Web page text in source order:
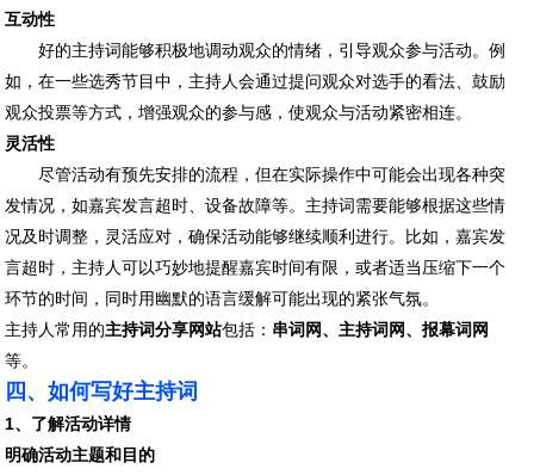
互动性
好的主持词能够积极地调动观众的情绪，引导观众参与活动。例
如，在一些选秀节目中，主持人会通过提问观众对选手的看法、鼓励
观众投票等方式，增强观众的参与感，使观众与活动紧密相连。
灵活性
尽管活动有预先安排的流程，但在实际操作中可能会出现各种突
发情况，如嘉宾发言超时、设备故障等。主持词需要能够根据这些情
况及时调整，灵活应对，确保活动能够继续顺利进行。比如，嘉宾发
言超时，主持人可以巧妙地提醒嘉宾时间有限，或者适当压缩下一个
环节的时间，同时用幽默的语言缓解可能出现的紧张气氛。
主持人常用的主持词分享网站包括： 串词 网、主持词网、报幕词 网
等。
四、如何写好主持词
1、了解活动详情
明确活动主题和目的